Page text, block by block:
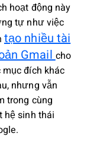
hoạt động này
tự như việc
tạo nhiều tài
Gmailcho
mục đích khác
nhưng vẫn
trong cùng
hệ sinh thái